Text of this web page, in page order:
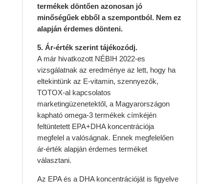
termékek döntően azonosan jó
minőségűek ebből a szempontból. Nem ez
alapján érdemes dönteni.
5. Ár-érték szerint tájékozódj.
A már hivatkozott NÉBIH 2022-es
vizsgálatnak az eredménye az lett, hogy ha
eltekintünk az E-vitamin, szennyezők,
TOTOX-al kapcsolatos
marketingüzenetektől, a Magyarországon
kapható omega-3 termékek címkéjén
feltüntetett EPA+DHA koncentrációja
megfelel a valóságnak. Ennek megfelelően
ár-érték alapján érdemes terméket
választani.
Az EPA és a DHA koncentrációját is figyelve